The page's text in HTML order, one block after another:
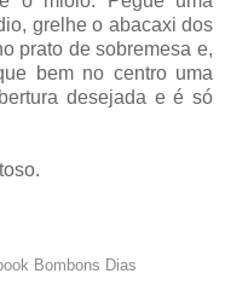
grelhe o abacaxi dos
prato de sobremesa e,
bem no centro uma
desejada e é só
Bombons Dias